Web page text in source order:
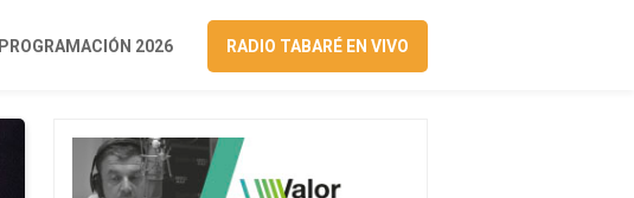
PROGRAMACIÓN 2026 RADIO TABARÉ EN VIVO